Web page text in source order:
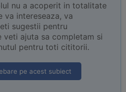
nu a acoperit in totalitate
va intereseaza, va
sugestii pentru
veti ajuta sa completam si
pentru toti cititorii.
pe acest subiect